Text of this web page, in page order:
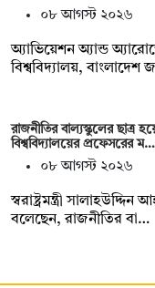
০৮ আগস্ট ২০২৬
অ্যাভিয়েশন অ্যান্ড
বিশ্ববিদ্যালয়,
রাজনীতির বাল্যস্কুলের ছাত্র
বিশ্ববিদ্যালয়ের প্রফেসরের ম…
০৮ আগস্ট ২০২৬
স্বরাষ্ট্রমন্ত্রী
বলেছেন, রাজনীতির বা…